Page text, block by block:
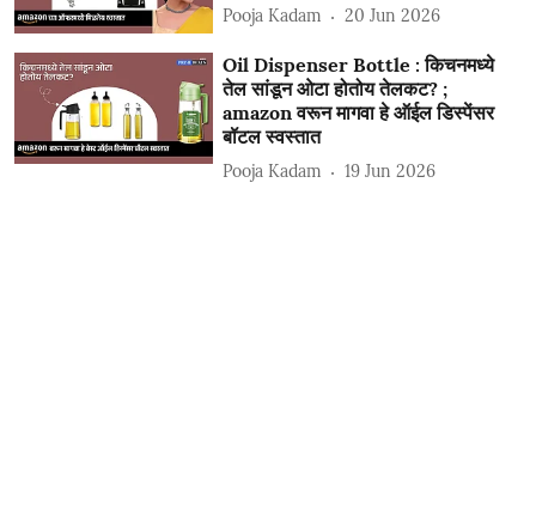
Pooja Kadam 20 Jun 2026
Oil Dispenser Bottle : किचनमध्ये
तेल सांडून ओटा होतोय तेलकट? ;
amazon वरून मागवा हे ऑईल डिस्पेंसर
बॉटल स्वस्तात
Pooja Kadam 19 Jun 2026